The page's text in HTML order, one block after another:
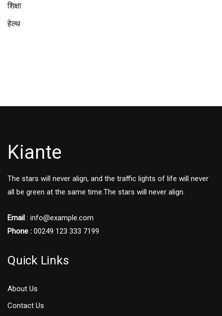
शिक्षा
हेल्थ
Kiante
The stars will never align, and the traffic lights of life will never
all be green at the same time.The stars will never align.
Email : info@example.com
Phone : 00249 123 333 7199
Quick Links
About Us
Contact Us